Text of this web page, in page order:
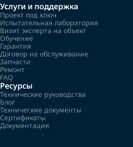
Услуги и поддержка
Проект под ключ
Испытательная лаборатория
Визит эксперта на объект
Обучение
Гарантия
Договор на обслуживание
Запчасти
Ремонт
FAQ
Ресурсы
Технические руководства
Блог
Технические документы
Сертификаты
Документация